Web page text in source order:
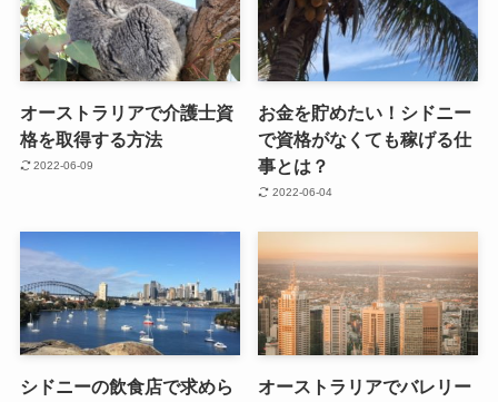
オーストラリアで介護士資
格を取得する方法
2022-06-09
お金を貯めたい！シドニー
で資格がなくても稼げる仕
事とは？
2022-06-04
シドニーの飲食店で求めら
オーストラリアでバレリー